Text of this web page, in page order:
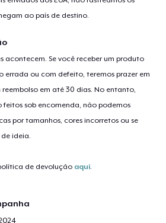
ao país de destino.
acontecem. Se você receber um produto
errada ou com defeito, teremos prazer em
em até 30 dias. No entanto,
feitos sob encomenda, não podemos
por tamanhos, cores incorretos ou se
ideia.
de devolução aqui.